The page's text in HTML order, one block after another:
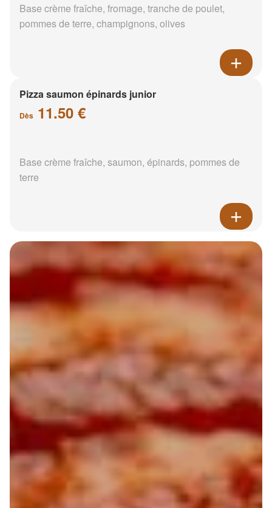
Base crème fraîche, fromage, tranche de poulet,
pommes de terre, champignons, olives
Pizza saumon épinards junior
Dès 11.50 €
Base crème fraîche, saumon, épinards, pommes de
terre